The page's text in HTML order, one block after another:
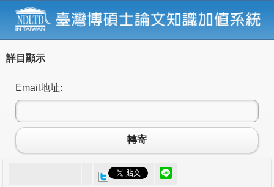
詳目顯示
Email地址:
轉寄